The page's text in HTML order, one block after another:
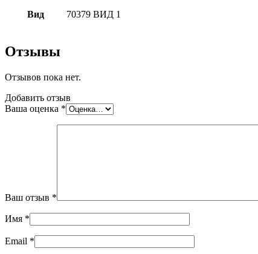
Вид 70379 ВИД 1
Отзывы
Отзывов пока нет.
Добавить отзыв
Ваша оценка *
Ваш отзыв *
Имя *
Email *